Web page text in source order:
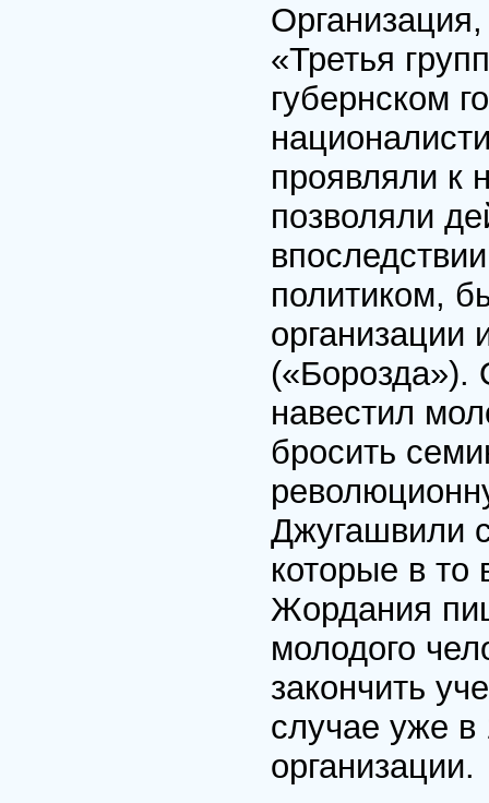
«Третья
губернском
проявляли к
позволяли
политиком,
организации
(«Борозда»).
навестил
бросить
Джугашвили
которые в
Жордания
молодого
закончить
случае уже
организации.